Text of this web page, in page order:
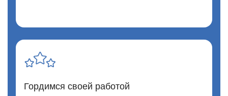
Гордимся своей работой